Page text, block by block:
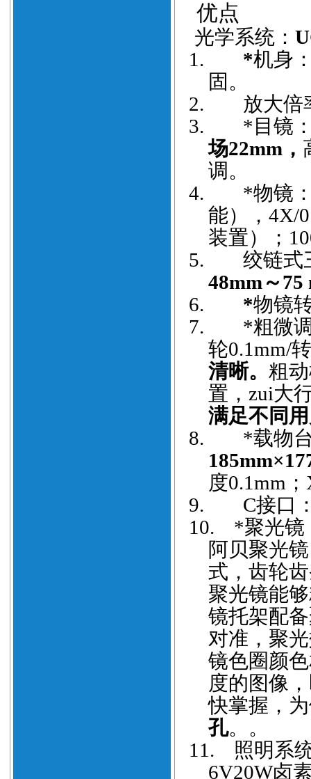
优点
光学系统：
1.
*机身
固。
2.
放大倍
3.
*目镜
场22mm ，
调。
4.
*物镜
能）， 4X/
装置）；
5.
绞链式
48mm ～75
6.
*物镜
7.
*粗微
轮0.1mm/
清晰。 粗
置，zui大
满足不同
8.
*载物
185mm×
度0.1mm ；
9.
C接口
10.
*聚光镜
阿贝聚光
式，齿轮
聚光镜能
镜托架配
对准，聚
镜色圈颜
度的图像
快掌握，
孔。 。
11.
照明系
6V20W卤